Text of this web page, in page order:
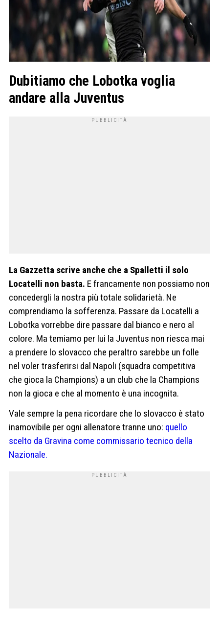
Dubitiamo che Lobotka voglia
andare alla Juventus
La Gazzetta scrive anche che a Spalletti il solo
Locatelli non basta. E francamente non possiamo non
concedergli la nostra più totale solidarietà. Ne
comprendiamo la sofferenza. Passare da Locatelli a
Lobotka vorrebbe dire passare dal bianco e nero al
colore. Ma temiamo per lui la Juventus non riesca mai
a prendere lo slovacco che peraltro sarebbe un folle
nel voler trasferirsi dal Napoli (squadra competitiva
che gioca la Champions) a un club che la Champions
non la gioca e che al momento è una incognita.
Vale sempre la pena ricordare che lo slovacco è stato
inamovibile per ogni allenatore tranne uno: quello
scelto da Gravina come commissario tecnico della
Nazionale.